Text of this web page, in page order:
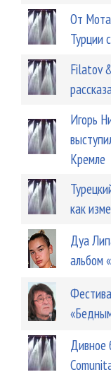
От
Турции
Filatov
Игорь
Кремле
как
Дуа
альбом
Дивное